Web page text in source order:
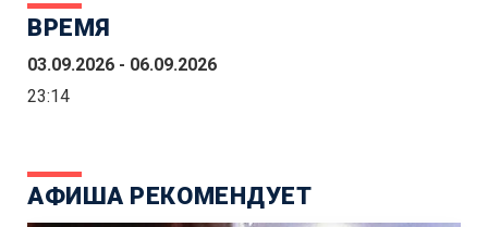
ВРЕМЯ
03.09.2026 - 06.09.2026
23:14
АФИША РЕКОМЕНДУЕТ